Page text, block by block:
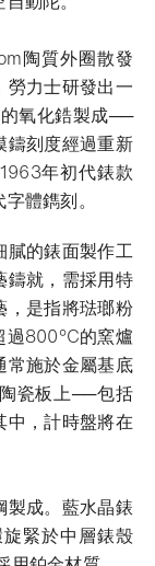
陶質外圈散發
勞力士研發出一
氧化鋯製成──
鑄刻度經過重新
年初代錶款
體鐫刻。
膩的錶面製作工
鑄就，需採用特
，是指將琺瑯粉
過800°C的窯爐
常施於金屬基底
瓷板上──包括
中，計時盤將在
製成。藍水晶錶
緊於中層錶殼